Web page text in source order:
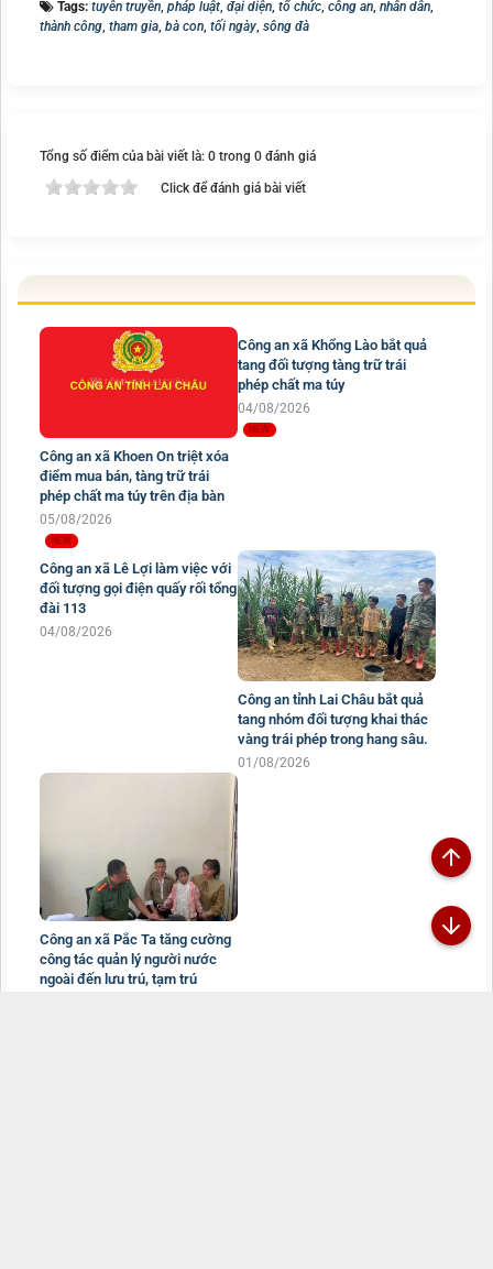
Tags: tuyên truyền pháp luật đại diện tổ chức công an nhân dân
thành công tham gia bà con tối ngày sông đà
Tổng số điểm của bài viết là: 0 trong 0 đánh giá
Click để đánh giá bài viết
Công an xã Khoen On triệt xóa
điểm mua bán, tàng trữ trái
phép chất ma túy trên địa bàn
05/08/2026
Công an xã Khổng Lào bắt quả
tang đối tượng tàng trữ trái
phép chất ma túy
04/08/2026
Công an xã Lê Lợi làm việc với
đối tượng gọi điện quấy rối tổng
đài 113
04/08/2026
Công an tỉnh Lai Châu bắt quả
tang nhóm đối tượng khai thác
vàng trái phép trong hang sâu.
01/08/2026
Công an xã Pắc Ta tăng cường
công tác quản lý người nước
ngoài đến lưu trú, tạm trú